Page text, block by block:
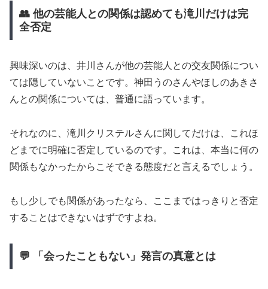
👥 他の芸能人との関係は認めても滝川だけは完
全否定
興味深いのは、井川さんが他の芸能人との交友関係につい
ては隠していないことです。神田うのさんやほしのあきさ
んとの関係については、普通に語っています。
それなのに、滝川クリステルさんに関してだけは、これほ
どまでに明確に否定しているのです。これは、本当に何の
関係もなかったからこそできる態度だと言えるでしょう。
もし少しでも関係があったなら、ここまではっきりと否定
することはできないはずですよね。
💬 「会ったこともない」発言の真意とは